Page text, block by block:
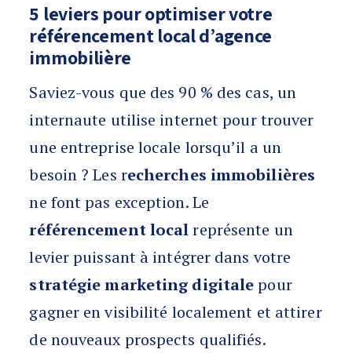
Référencement local d’agence
5 leviers pour optimiser votre
référencement local d’agence
immobilière
Saviez-vous que des 90 % des cas, un
internaute utilise internet pour trouver
une entreprise locale lorsqu’il a un
besoin ? Les recherches immobilières
ne font pas exception. Le
référencement localreprésente un
levier puissant à intégrer dans votre
stratégie marketing digitalepour
gagner en visibilité localement et attirer
de nouveaux prospects qualifiés.